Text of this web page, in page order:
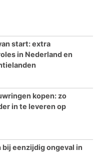
start: extra
in Nederland en
kopen: zo
in te leveren op
eenzijdig ongeval in